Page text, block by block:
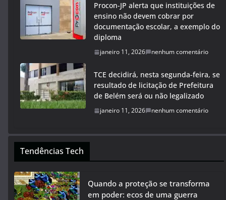
Procon-JP alerta que instituições de
ensino não devem cobrar por
documentação escolar, a exemplo do
diploma
janeiro 11, 2026 nenhum comentário
TCE decidirá, nesta segunda-feira, se
resultado de licitação de Prefeitura
de Belém será ou não legalizado
janeiro 11, 2026 nenhum comentário
Tendências Tech
Quando a proteção se transforma
em poder: ecos de uma guerra